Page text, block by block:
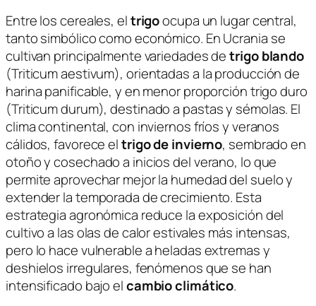
Entre los cereales, eltrigoocupa un lugar central,
tanto simbólico como económico. En Ucrania se
cultivan principalmente variedades detrigo blando
(Triticum aestivum), orientadas a la producción de
harina panificable, y en menor proporción trigo duro
(Triticum durum), destinado a pastas y sémolas. El
clima continental, con inviernos fríos y veranos
cálidos, favorece eltrigo de invierno, sembrado en
otoño y cosechado a inicios del verano, lo que
permite aprovechar mejor la humedad del suelo y
extender la temporada de crecimiento. Esta
estrategia agronómica reduce la exposición del
cultivo a las olas de calor estivales más intensas,
pero lo hace vulnerable a heladas extremas y
deshielos irregulares, fenómenos que se han
intensificado bajo elcambio climático.